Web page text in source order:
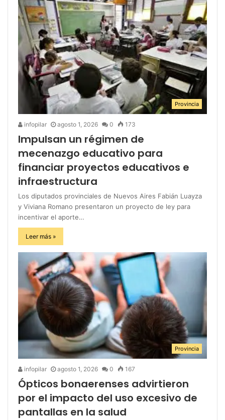
Provincia
infopilar agosto 1, 2026 0 173
Impulsan un régimen de
mecenazgo educativo para
financiar proyectos educativos e
infraestructura
Los diputados provinciales de Nuevos Aires Fabián Luayza
y Viviana Romano presentaron un proyecto de ley para
incentivar el aporte…
Leer más »
Provincia
infopilar agosto 1, 2026 0 167
Ópticos bonaerenses advirtieron
por el impacto del uso excesivo de
pantallas en la salud